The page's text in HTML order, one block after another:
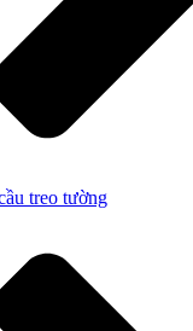
treo tường